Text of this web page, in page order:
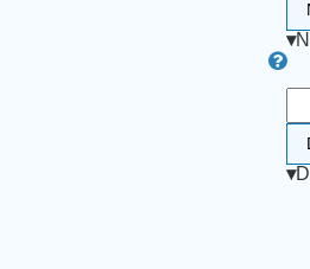
▾
▾